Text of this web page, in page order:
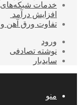
افزایش درآمد
تفاوت ورق آهن
ورود
نوشته تصادفی
سایدبار
منو